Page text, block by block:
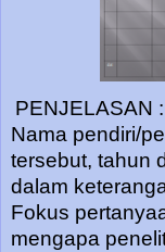
PENJELASAN :
Nama pendiri/
tersebut, tahun
dalam
Fokus
mengapa